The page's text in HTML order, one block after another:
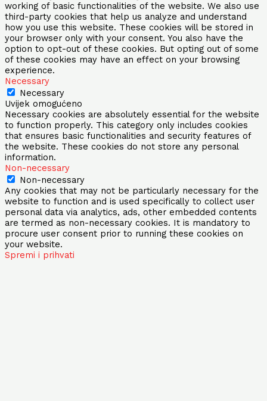
working of basic functionalities of the website. We also use
third-party cookies that help us analyze and understand
how you use this website. These cookies will be stored in
your browser only with your consent. You also have the
option to opt-out of these cookies. But opting out of some
of these cookies may have an effect on your browsing
experience.
Necessary
Necessary
Uvijek omogućeno
Necessary cookies are absolutely essential for the website
to function properly. This category only includes cookies
that ensures basic functionalities and security features of
the website. These cookies do not store any personal
information.
Non-necessary
Non-necessary
Any cookies that may not be particularly necessary for the
website to function and is used specifically to collect user
personal data via analytics, ads, other embedded contents
are termed as non-necessary cookies. It is mandatory to
procure user consent prior to running these cookies on
your website.
Spremi i prihvati